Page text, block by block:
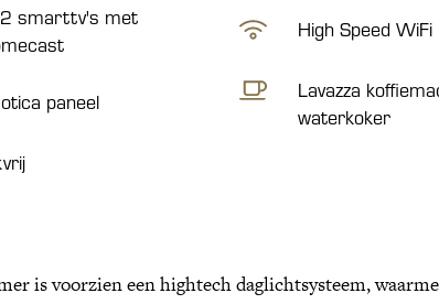
smarttv's met
High Speed WiFi
paneel
Lavazza
waterkoker
is voorzien een hightech daglichtsysteem,